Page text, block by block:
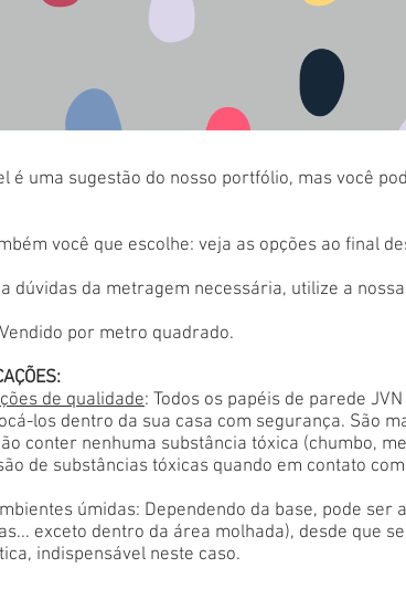
é uma sugestão do nosso portfólio, mas você
você que escolhe: veja as opções ao final
dúvidas da metragem necessária, utilize a
por metro quadrado.
de qualidade: Todos os papéis de parede
los dentro da sua casa com segurança. São
conter nenhuma substância tóxica (chumbo,
de substâncias tóxicas quando em contato
úmidas: Dependendo da base, pode ser
exceto dentro da área molhada), desde que
indispensável neste caso.